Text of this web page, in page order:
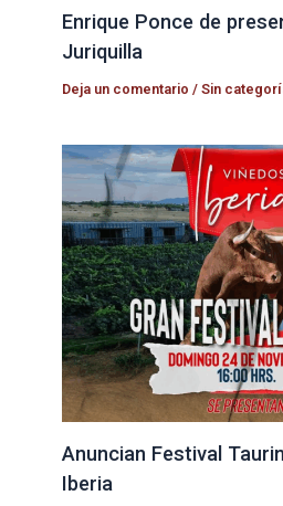
Enrique Ponce de
Juriquilla
Deja un comentario /Sin
Anuncian Festival
Iberia